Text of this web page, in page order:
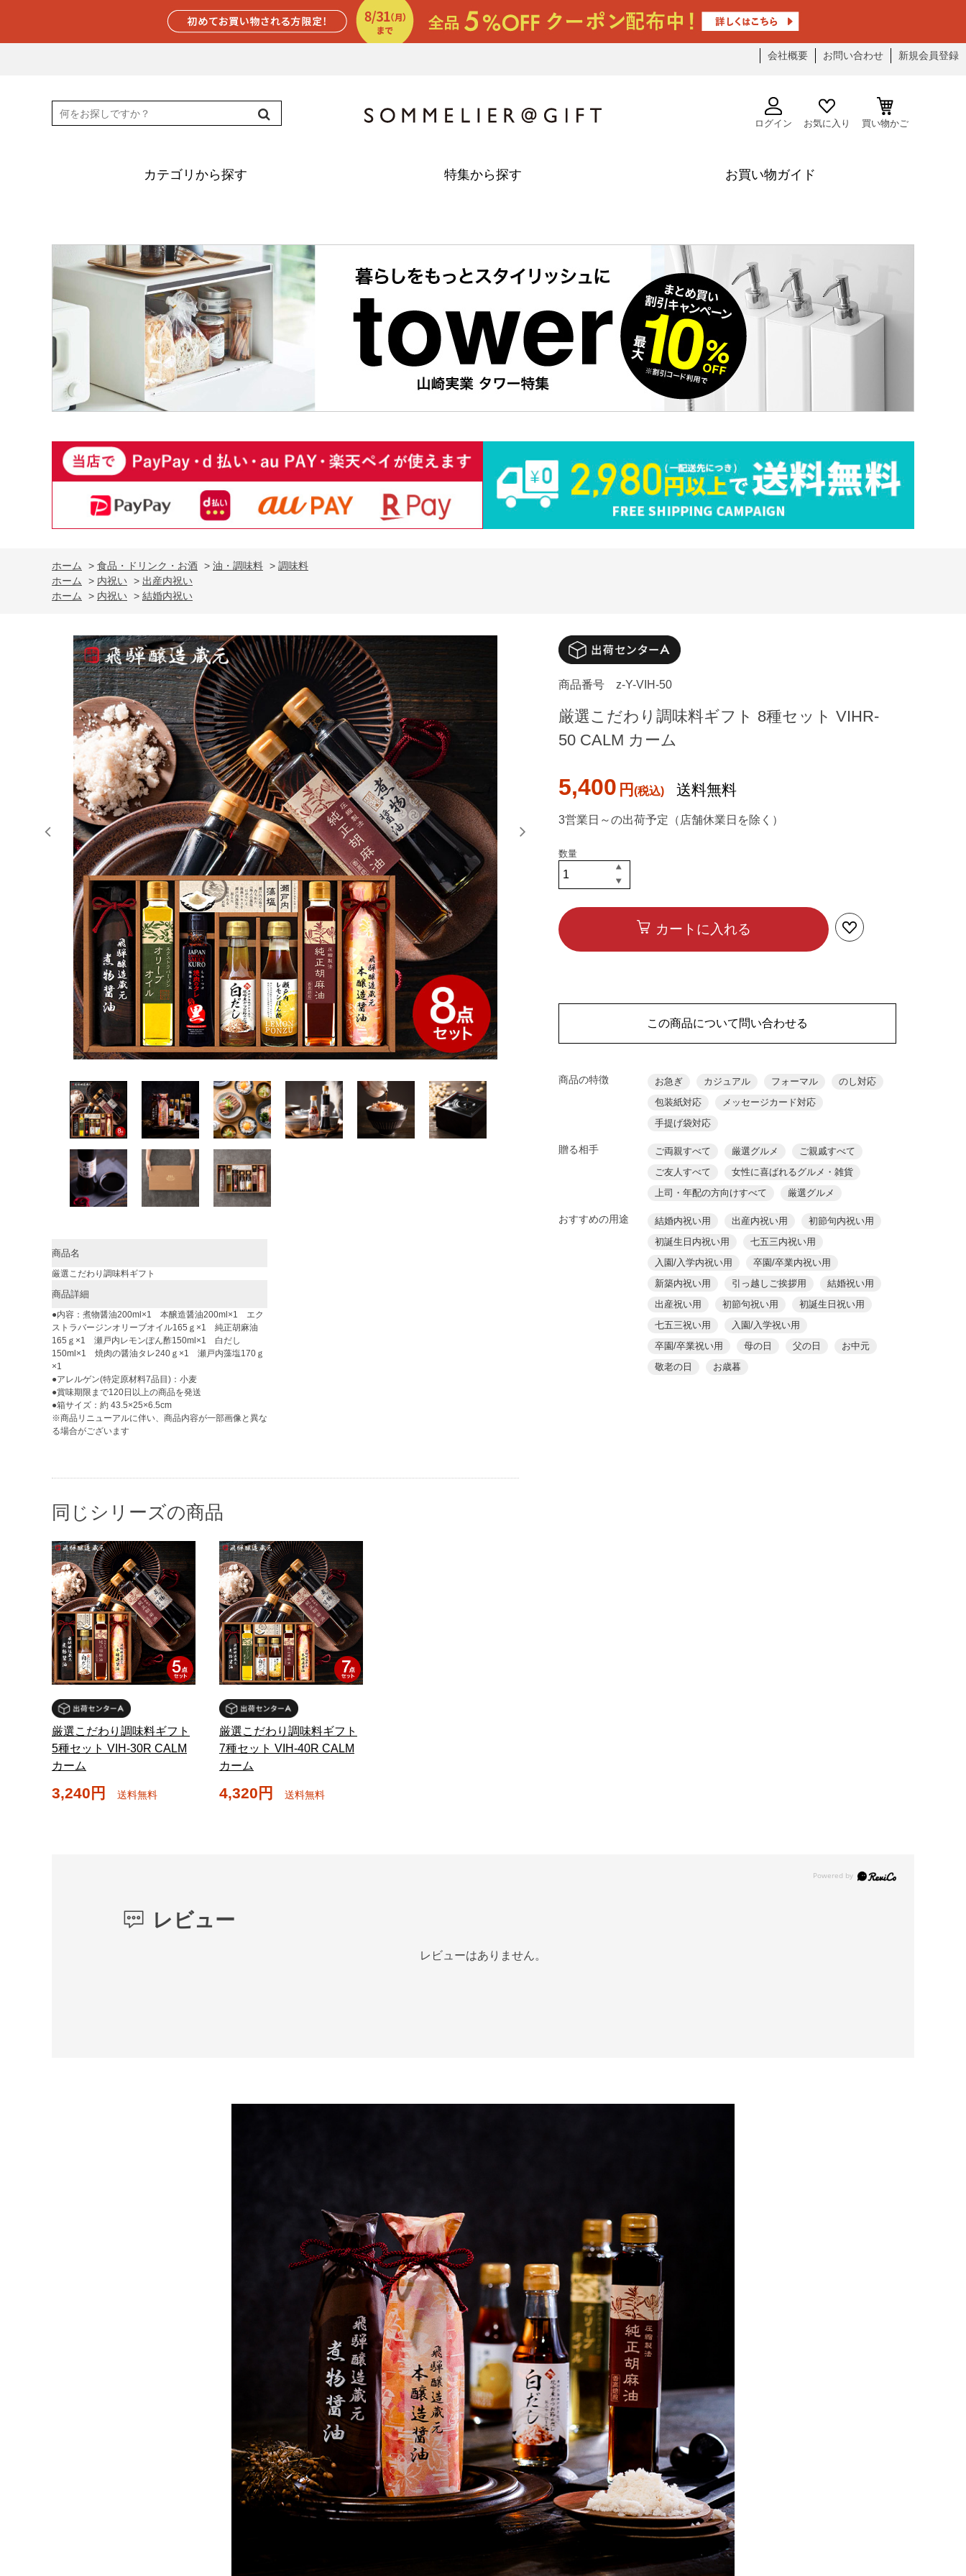
会社概要 お問い合わせ 新規会員登録
ログイン お気に入り 買い物かご
カテゴリから探す 特集から探す お買い物ガイド
ホーム > 食品・ドリンク・お酒 > 油・調味料 > 調味料
ホーム
> 内祝い > 出産内祝い
ホーム
> 内祝い > 結婚内祝い
商品名
厳選こだわり調味料ギフト
商品詳細
●内容：煮物醤油200ml×1 本醸造醤油200ml×1 エク
ストラバージンオリーブオイル165ｇ×1 純正胡麻油
165ｇ×1 瀬戸内レモンぽん酢150ml×1 白だし
150ml×1 焼肉の醤油タレ240ｇ×1 瀬戸内藻塩170ｇ
×1
●アレルゲン(特定原材料7品目)：小麦
●賞味期限まで120日以上の商品を発送
●箱サイズ：約 43.5×25×6.5cm
※商品リニューアルに伴い、商品内容が一部画像と異な
る場合がございます
商品番号 z-Y-VIH-50
厳選こだわり調味料ギフト 8種セット VIHR-
50 CALM カーム
5,400 円 送料無料
3営業日～の出荷予定（店舗休業日を除く）
カートに入れる
この商品について問い合わせる
商品の特徴 お急ぎ カジュアル フォーマル
のし対応
包装紙対応
メッセージカード対応
手提げ袋対応
贈る相手 ご両親すべて 厳選グルメ
ご親戚すべて
ご友人すべて
女性に喜ばれるグルメ・雑貨
上司・年配の方向けすべて
厳選グルメ
おすすめの用途 結婚内祝い用 出産内祝い用
初節句内祝い用
初誕生日内祝い用
七五三内祝い用
入園/入学内祝い用
卒園/卒業内祝い用
新築内祝い用
引っ越しご挨拶用
結婚祝い用
出産祝い用
初節句祝い用
初誕生日祝い用
七五三祝い用
入園/入学祝い用
卒園/卒業祝い用
母の日 父の日
お中元
敬老の日
お歳暮
同じシリーズの商品
厳選こだわり調味料ギフト
5種セット VIH-30R CALM
カーム
3,240円 送料無料
厳選こだわり調味料ギフト
7種セット VIH-40R CALM
カーム
4,320円 送料無料
レビュー
レビューはありません。